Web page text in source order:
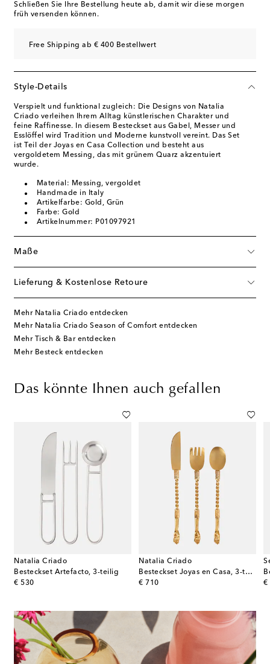
Schließen Sie Ihre Bestellung heute ab, damit wir diese morgen
früh versenden können.
Free Shipping ab € 400 Bestellwert
Style-Details
Verspielt und funktional zugleich: Die Designs von Natalia
Criado verleihen Ihrem Alltag künstlerischen Charakter und
feine Raffinesse. In diesem Besteckset aus Gabel, Messer und
Esslöffel wird Tradition und Moderne kunstvoll vereint. Das Set
ist Teil der Joyas en Casa Collection und besteht aus
vergoldetem Messing, das mit grünem Quarz akzentuiert
wurde.
Material: Messing, vergoldet
Handmade in Italy
Artikelfarbe: Gold, Grün
Farbe: Gold
Artikelnummer: P01097921
Maße
Lieferung & Kostenlose Retoure
Mehr Natalia Criado entdecken
Mehr Natalia Criado Season of Comfort entdecken
Mehr Tisch & Bar entdecken
Mehr Besteck entdecken
Das könnte Ihnen auch gefallen
Natalia Criado
Besteckset Artefacto, 3-teilig
€ 530
original price
Natalia Criado
Besteckset Joyas en Casa, 3-teilig
€ 710
original price €